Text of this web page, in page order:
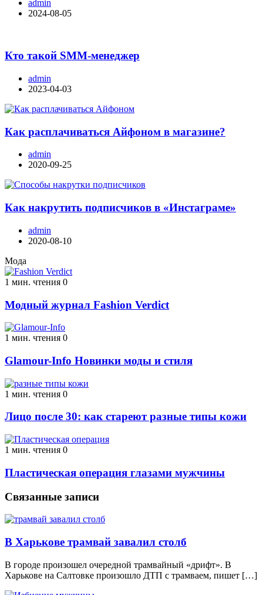
admin
2024-08-05
Кто такой SMM-менеджер
admin
2023-04-03
Как расплачиваться Айфоном в магазине?
admin
2020-09-25
Как накрутить подписчиков в «Инстаграме»
admin
2020-08-10
Мода
1 мин. чтения 0
Модный журнал Fashion Verdict
1 мин. чтения 0
Glamour-Info Новинки моды и стиля
1 мин. чтения 0
Лицо после 30: как стареют разные типы кожи
1 мин. чтения 0
Пластическая операция глазами мужчины
Связанные записи
В Харькове трамвай завалил столб
В городе произошел очередной трамвайный «дрифт». В
Харькове на Салтовке произошло ДТП с трамваем, пишет […]